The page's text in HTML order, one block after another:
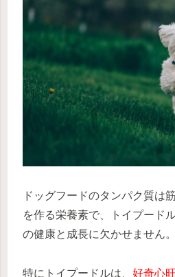
ドッグフードのタンパク質は
を作る栄養素で、トイプード
の健康と成長に欠かせません。
特にトイプードルは、 好奇心